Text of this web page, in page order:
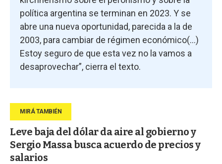
política argentina se terminan en 2023. Y se
abre una nueva oportunidad, parecida a la de
2003, para cambiar de régimen económico(...)
Estoy seguro de que esta vez no la vamos a
desaprovechar”, cierra el texto.
Leve baja del dólar da aire al gobierno y
Sergio Massa busca acuerdo de precios y
salarios